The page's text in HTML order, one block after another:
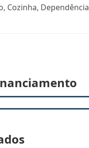
Cozinha, Dependência